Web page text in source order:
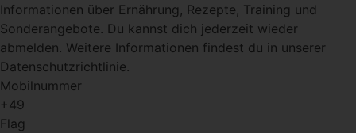
Informationen über Ernährung, Rezepte, Training und
Sonderangebote. Du kannst dich jederzeit wieder
abmelden. Weitere Informationen findest du in unserer
Datenschutzrichtlinie.
Mobilnummer
+49
Flag